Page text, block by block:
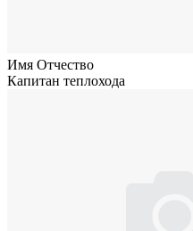
Имя Отчество
Капитан теплохода